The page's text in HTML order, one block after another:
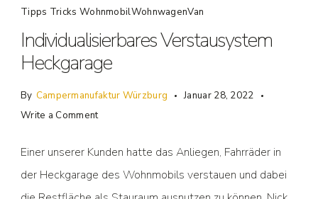
Tipps Tricks WohnmobilWohnwagenVan
Individualisierbares Verstausystem
Heckgarage
By Campermanufaktur Würzburg
Januar 28, 2022
Write a Comment
Einer unserer Kunden hatte das Anliegen, Fahrräder in
der Heckgarage des Wohnmobils verstauen und dabei